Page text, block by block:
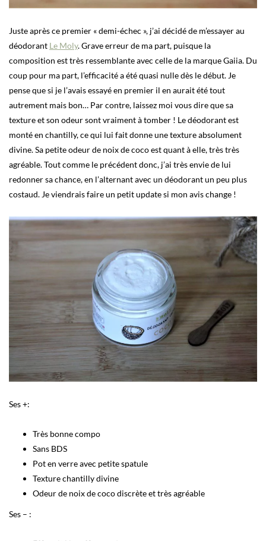
Juste après ce premier « demi-échec », j’ai décidé de m’essayer au
déodorant Le Moly. Grave erreur de ma part, puisque la
composition est très ressemblante avec celle de la marque Gaiia. Du
coup pour ma part, l’efficacité a été quasi nulle dès le début. Je
pense que si je l’avais essayé en premier il en aurait été tout
autrement mais bon… Par contre, laissez moi vous dire que sa
texture et son odeur sont vraiment à tomber ! Le déodorant est
monté en chantilly, ce qui lui fait donne une texture absolument
divine. Sa petite odeur de noix de coco est quant à elle, très très
agréable. Tout comme le précédent donc, j’ai très envie de lui
redonner sa chance, en l’alternant avec un déodorant un peu plus
costaud. Je viendrais faire un petit update si mon avis change !
Ses +:
Très bonne compo
Sans BDS
Pot en verre avec petite spatule
Texture chantilly divine
Odeur de noix de coco discrète et très agréable
Ses – :